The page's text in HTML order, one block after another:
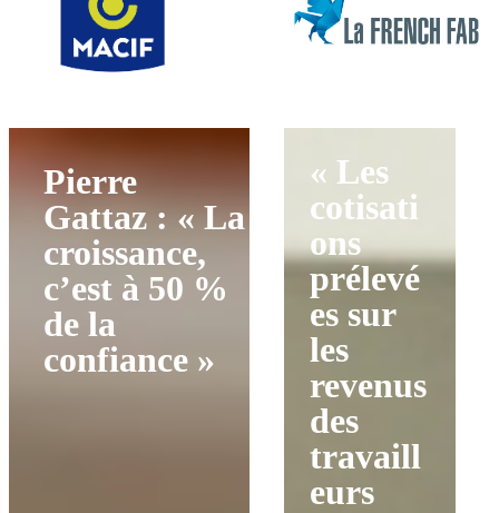
Pierre
Gattaz : « La
croissance,
c’est à 50 %
de la
confiance »
« Les
cotisati
ons
prélevé
es sur
les
revenus
des
travaill
eurs